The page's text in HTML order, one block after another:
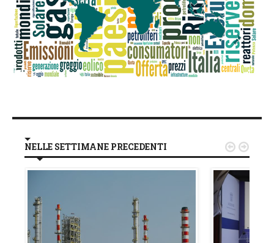
NELLE SETTIMANE PRECEDENTI  